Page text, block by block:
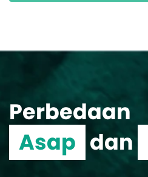
Perbedaan
Asap dan